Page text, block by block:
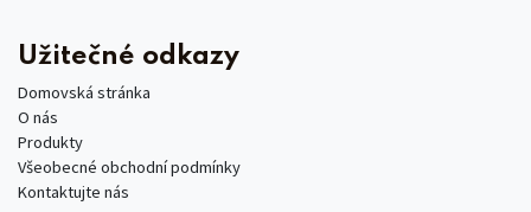
Užitečné odkazy
Domovská stránka
O nás
Produkty
Všeobecné obchodní podmínky
Kontaktujte nás